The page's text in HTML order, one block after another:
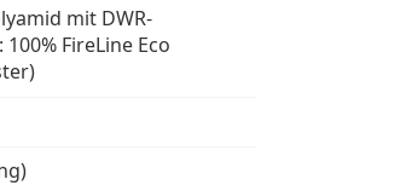
mit DWR-
FireLine Eco